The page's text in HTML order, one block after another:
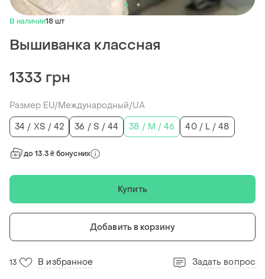
В наличии18 шт
Вышиванка классная
1333 грн
Размер EU/Международный/UA
34 / XS / 42
36 / S / 44 38 / M / 46 40 / L / 48
до 13.3 ₴ бонусних
Купить
Добавить в корзину
13 В избранное Задать вопрос